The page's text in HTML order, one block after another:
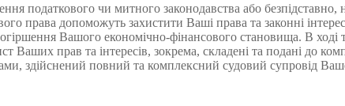
податкового чи митного законодавства або
права допоможуть захистити Ваші права та законні
Вашого економічно-фінансового становища. В ході
Ваших прав та інтересів, зокрема, складені та подані до
здійснений повний та комплексний судовий супровід